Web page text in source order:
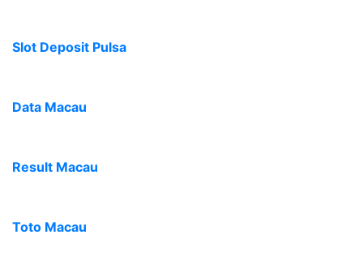
Slot Deposit Pulsa
Data Macau
Result Macau
Toto Macau